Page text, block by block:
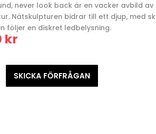
never look back är en vacker avbild
Nätskulpturen bidrar till ett djup, med
följer en diskret ledbelysning.
kr
SKICKA FÖRFRÅGAN